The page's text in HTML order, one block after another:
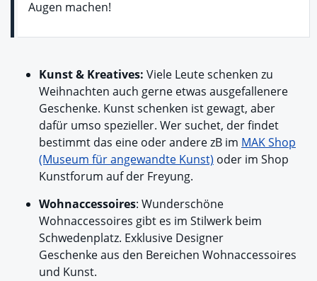
Augen machen!
Kunst & Kreatives: Viele Leute schenken zu
Weihnachten auch gerne etwas ausgefallenere
Geschenke. Kunst schenken ist gewagt, aber
dafür umso spezieller. Wer suchet, der findet
bestimmt das eine oder andere zB im MAK Shop
(Museum für angewandte Kunst) oder im Shop
Kunstforum auf der Freyung.
Wohnaccessoires: Wunderschöne
Wohnaccessoires gibt es im Stilwerk beim
Schwedenplatz. Exklusive Designer
Geschenke aus den Bereichen Wohnaccessoires
und Kunst.